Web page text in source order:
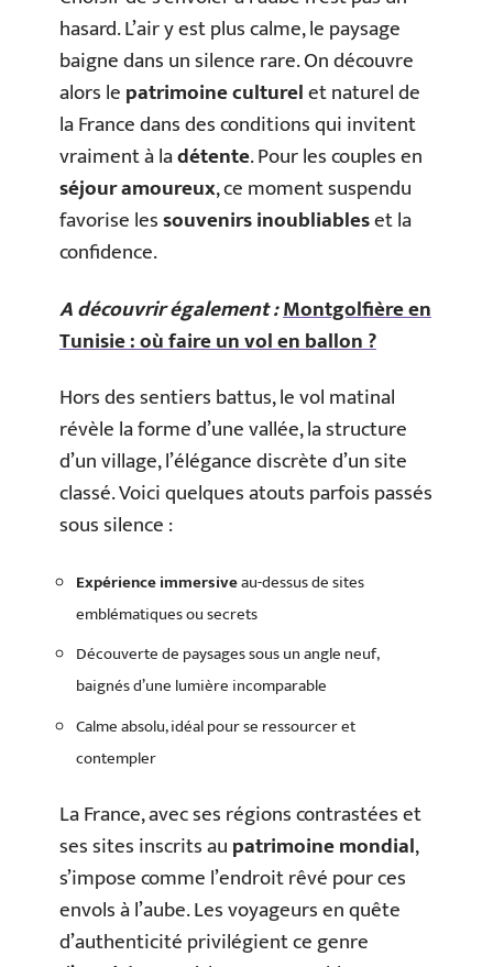
hasard. L’air y est plus calme, le paysage
baigne dans un silence rare. On découvre
alors lepatrimoine culturelet naturel de
la France dans des conditions qui invitent
vraiment à ladétente. Pour les couples en
séjour amoureux, ce moment suspendu
favorise lessouvenirs inoubliableset la
confidence.
A découvrir également :Montgolfière en
Tunisie : où faire un vol en ballon ?
Hors des sentiers battus, le vol matinal
révèle la forme d’une vallée, la structure
d’un village, l’élégance discrète d’un site
classé. Voici quelques atouts parfois passés
sous silence :
Expérience immersiveau-dessus de sites
emblématiques ou secrets
Découverte de paysages sous un angle neuf,
baignés d’une lumière incomparable
Calme absolu, idéal pour se ressourcer et
contempler
La France, avec ses régions contrastées et
ses sites inscrits aupatrimoine mondial,
s’impose comme l’endroit rêvé pour ces
envols à l’aube. Les voyageurs en quête
d’authenticité privilégient ce genre